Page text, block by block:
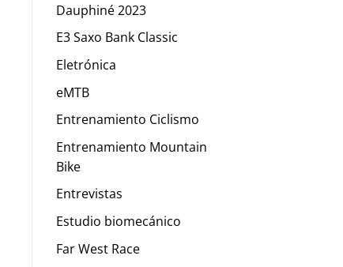
Dauphiné 2023
E3 Saxo Bank Classic
Eletrónica
eMTB
Entrenamiento Ciclismo
Entrenamiento Mountain
Bike
Entrevistas
Estudio biomecánico
Far West Race